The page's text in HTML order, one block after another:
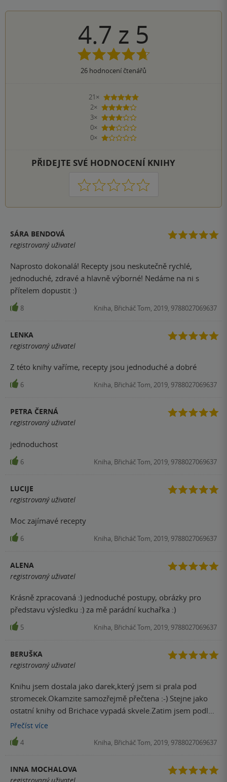
4.7 z 5
26 hodnocení čtenářů
21×
5 hvězdiček
2×
4 hvězdičky
3×
3 hvězdičky
0×
2 hvězdičky
0×
1 hvezdička
PŘIDEJTE SVÉ HODNOCENÍ KNIHY
1 2 3 4 5
SÁRA BENDOVÁ
registrovaný uživatel
Naprosto dokonalá! Recepty jsou neskutečně rychlé,
jednoduché, zdravé a hlavně výborné! Nedáme na ni s
přítelem dopustit :)
8 Kniha, Břicháč Tom, 2019, 9788027069637
LENKA
registrovaný uživatel
Z této knihy vaříme, recepty jsou jednoduché a dobré
6 Kniha, Břicháč Tom, 2019, 9788027069637
PETRA ČERNÁ
registrovaný uživatel
jednoduchost
6 Kniha, Břicháč Tom, 2019, 9788027069637
LUCIJE
registrovaný uživatel
Moc zajímavé recepty
6 Kniha, Břicháč Tom, 2019, 9788027069637
ALENA
registrovaný uživatel
Krásně zpracovaná :) jednoduché postupy, obrázky pro
představu výsledku :) za mě parádní kuchařka :)
5 Kniha, Břicháč Tom, 2019, 9788027069637
BERUŠKA
registrovaný uživatel
Knihu jsem dostala jako darek,který jsem si prala pod
stromecek.Okamzite samozřejmě přečtena :-) Stejne jako
ostatní knihy od Brichace vypadá skvele.Zatim jsem podle
ni nevarila, protože teď doma drzime 29 plán také od
Brichace,ale už teď se tesim na vyzkoušení receptu z této
knihy.Obvzlast na koláče :-)
Přečíst více
4 Kniha, Břicháč Tom, 2019, 9788027069637
INNA MOCHALOVA